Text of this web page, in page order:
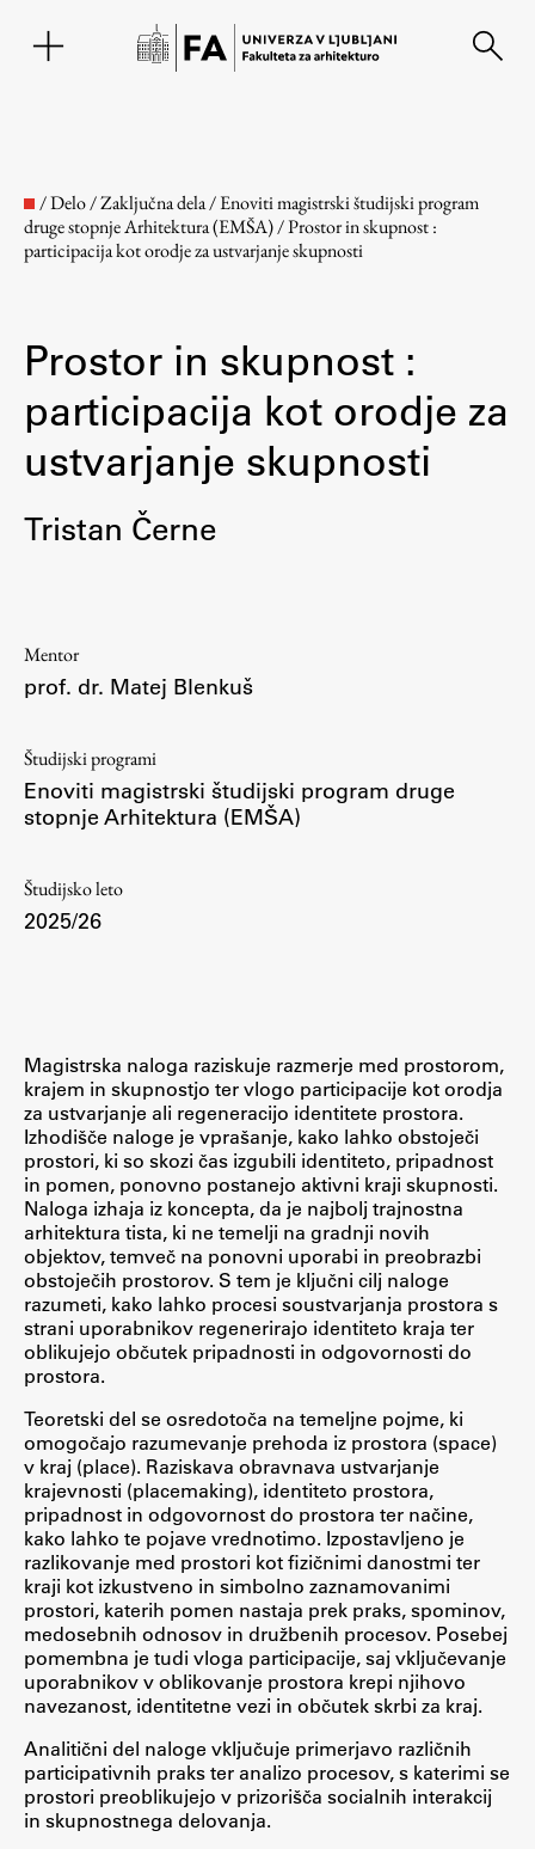
Fakulteta
O fakulteti
Knjižnica
Mednarodno sodelovanje
Konzorciji
Tržna dejavnost
Kontakti
Intranet UL FA
Študij
Predstavitev študija
Študentske informacije
Urniki
Študijski programi
Predmeti
Izbirni moduli EMŠA
Vpis
Zaključek študija
Mednarodne izmenjave
Študijske prakse
Spletna učilnica
ŠIS (SI)
ŠIS (EN)
Aktualno
/Delo/Zaključna dela/Enoviti magistrski študijski program
druge stopnje Arhitektura (EMŠA)/Prostor in skupnost :
participacija kot orodje za ustvarjanje skupnosti
Prostor in skupnost :
participacija kot orodje za
ustvarjanje skupnosti
Tristan Černe
Mentor
prof. dr. Matej Blenkuš
Študijski programi
Enoviti magistrski študijski program druge
stopnje Arhitektura (EMŠA)
Študijsko leto
2025/26
Magistrska naloga raziskuje razmerje med prostorom,
krajem in skupnostjo ter vlogo participacije kot orodja
za ustvarjanje ali regeneracijo identitete prostora.
Izhodišče naloge je vprašanje, kako lahko obstoječi
prostori, ki so skozi čas izgubili identiteto, pripadnost
in pomen, ponovno postanejo aktivni kraji skupnosti.
Naloga izhaja iz koncepta, da je najbolj trajnostna
arhitektura tista, ki ne temelji na gradnji novih
objektov, temveč na ponovni uporabi in preobrazbi
obstoječih prostorov. S tem je ključni cilj naloge
razumeti, kako lahko procesi soustvarjanja prostora s
strani uporabnikov regenerirajo identiteto kraja ter
oblikujejo občutek pripadnosti in odgovornosti do
prostora.
Teoretski del se osredotoča na temeljne pojme, ki
omogočajo razumevanje prehoda iz prostora (space)
v kraj (place). Raziskava obravnava ustvarjanje
krajevnosti (placemaking), identiteto prostora,
pripadnost in odgovornost do prostora ter načine,
kako lahko te pojave vrednotimo. Izpostavljeno je
razlikovanje med prostori kot fizičnimi danostmi ter
kraji kot izkustveno in simbolno zaznamovanimi
prostori, katerih pomen nastaja prek praks, spominov,
medosebnih odnosov in družbenih procesov. Posebej
pomembna je tudi vloga participacije, saj vključevanje
uporabnikov v oblikovanje prostora krepi njihovo
navezanost, identitetne vezi in občutek skrbi za kraj.
Analitični del naloge vključuje primerjavo različnih
participativnih praks ter analizo procesov, s katerimi se
prostori preoblikujejo v prizorišča socialnih interakcij
in skupnostnega delovanja.